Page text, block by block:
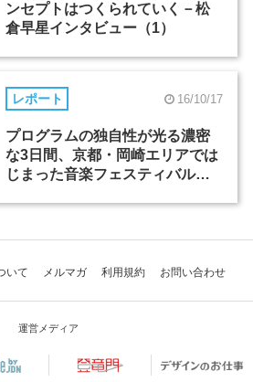
ンセプトはつくられていく－松
倉早星インタビュー（1）
レポート 16/10/17
プログラムの独自性が光る濃密
な3日間、京都・岡崎エリアでは
じまった音楽フェスティバル
いて メルマガ 利用規約 お問い合わせ
運営メディア